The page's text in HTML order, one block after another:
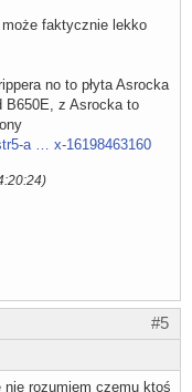
faktycznie lekko
no to płyta Asrocka
B650E, z Asrocka to
a … x-16198463160
#5
nie rozumiem czemu ktoś